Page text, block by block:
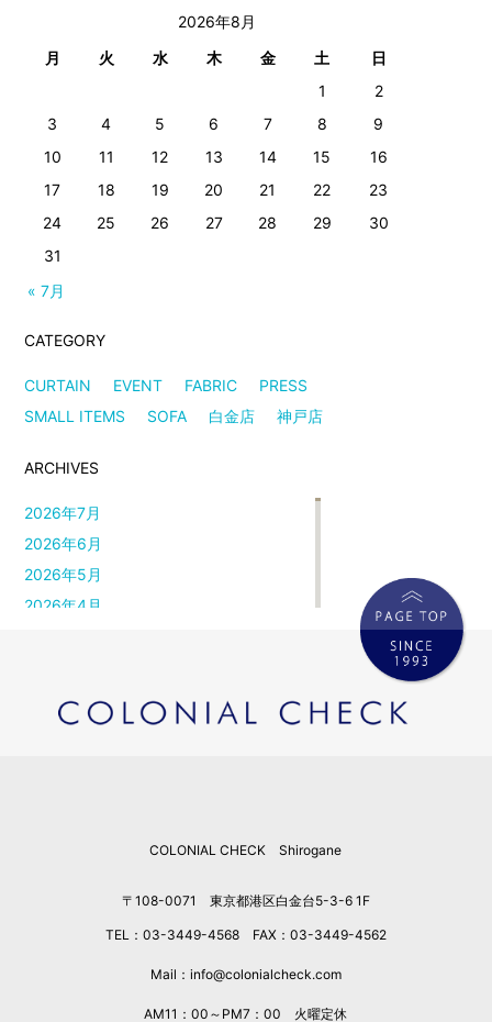
2026年8月
月
火 水 木 金 土 日
« 7月
1
2
3
4 5 6 7 8
9
10
11 12 13 14 15
16
17
18 19 20 21 22
23
24
25 26 27 28 29
30
31
CATEGORY
CURTAIN EVENT FABRIC
PRESS
SMALL ITEMS
SOFA 白金店 神戸店
ARCHIVES
2026年7月
2026年6月
2026年5月
2026年4月
2026年1月
2025年12月
COLONIAL CHECK Shirogane
〒108-0071 東京都港区白金台5-3-6 1F
TEL：03-3449-4568 FAX：03-3449-4562
Mail：info@colonialcheck.com
AM11：00～PM7：00 火曜定休